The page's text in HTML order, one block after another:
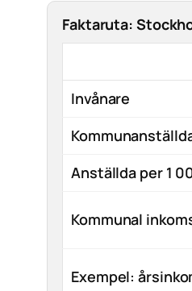
Faktaruta:
Invånare
Anställda per 1
Kommunal
Exempel: